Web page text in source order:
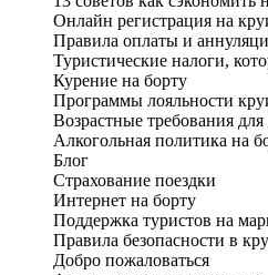
Онлайн регистрация на
Правила оплаты и
Туристические налоги,
Курение на борту
Программы лояльности
Возрастные требования для
Алкогольная политика на
Блог
Страхование поездки
Интернет на борту
Поддержка туристов на
Правила безопасности в
Добро пожаловаться